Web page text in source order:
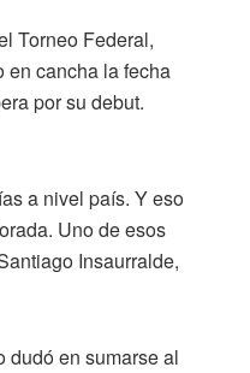
Torneo Federal,
en cancha la fecha
por su debut.
a nivel país. Y eso
Uno de esos
Insaurralde,
dudó en sumarse al